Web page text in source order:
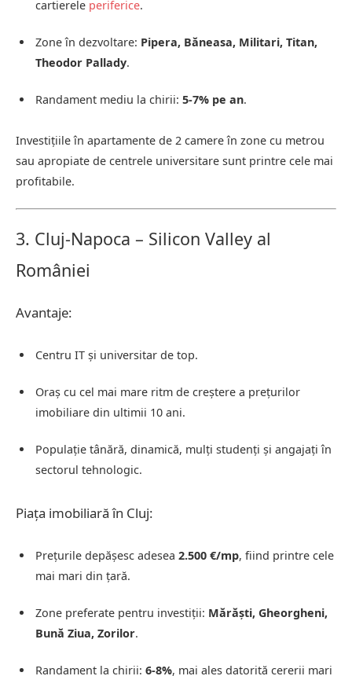
cartierele periferice.
Zone în dezvoltare: Pipera, Băneasa, Militari, Titan,
Theodor Pallady.
Randament mediu la chirii: 5-7% pe an.
Investițiile în apartamente de 2 camere în zone cu metrou
sau apropiate de centrele universitare sunt printre cele mai
profitabile.
3. Cluj-Napoca – Silicon Valley al
României
Avantaje:
Centru IT și universitar de top.
Oraș cu cel mai mare ritm de creștere a prețurilor
imobiliare din ultimii 10 ani.
Populație tânără, dinamică, mulți studenți și angajați în
sectorul tehnologic.
Piața imobiliară în Cluj:
Prețurile depășesc adesea 2.500 €/mp, fiind printre cele
mai mari din țară.
Zone preferate pentru investiții: Mărăști, Gheorgheni,
Bună Ziua, Zorilor.
Randament la chirii: 6-8%, mai ales datorită cererii mari